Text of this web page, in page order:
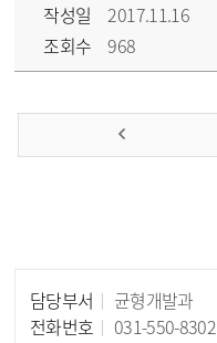
작성일
2017.11.16
조회수
968
담당부서
균형개발과
전화번호
031-550-8302